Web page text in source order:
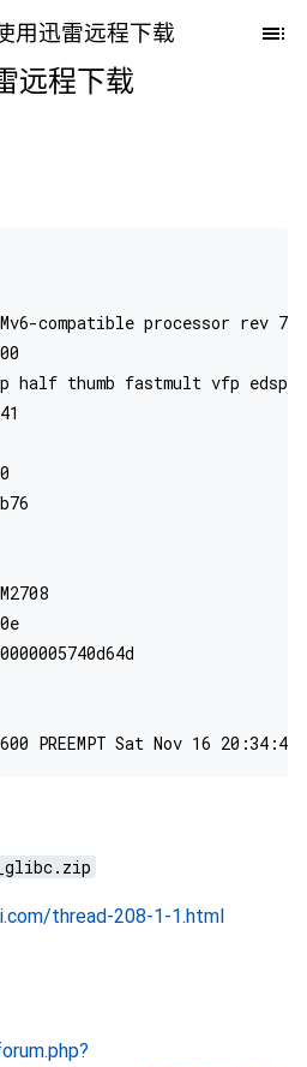
用迅雷远程下载
远程下载
compatible processor rev 7
half thumb fastmult vfp
thread-208-1-1.html